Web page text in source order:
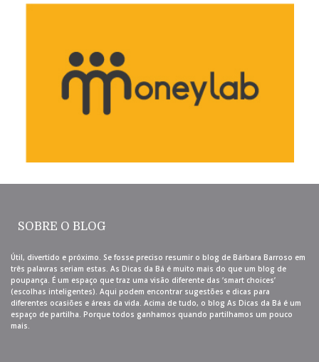
SOBRE O BLOG
Útil, divertido e próximo. Se fosse preciso resumir o blog de Bárbara Barroso em
três palavras seriam estas. As Dicas da Bá é muito mais do que um blog de
poupança. É um espaço que traz uma visão diferente das ‘smart choices’
(escolhas inteligentes). Aqui podem encontrar sugestões e dicas para
diferentes ocasiões e áreas da vida. Acima de tudo, o blog As Dicas da Bá é um
espaço de partilha. Porque todos ganhamos quando partilhamos um pouco
mais.